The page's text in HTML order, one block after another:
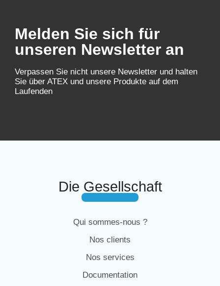
Melden Sie sich für
unseren Newsletter an
Verpassen Sie nicht unsere Newsletter und halten
Sie über ATEX und unsere Produkte auf dem
Laufenden
Die Gesellschaft
Qui sommes-nous ?
Nos clients
Nos services
Documentation